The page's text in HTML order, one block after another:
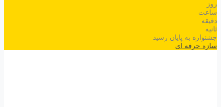
روز
ساعت
دقیقه
ثانیه
جشنواره به پایان رسید
سازه حرفه ای